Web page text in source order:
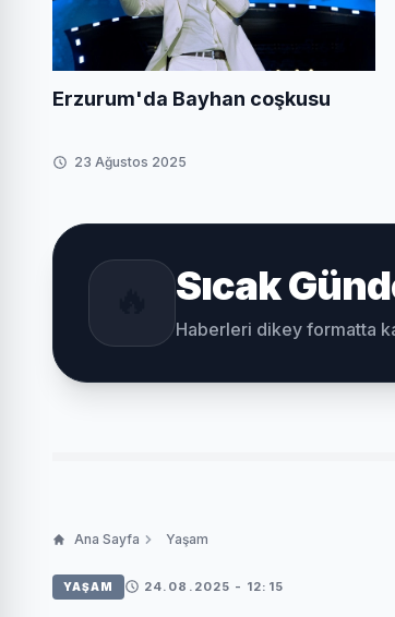
Erzurum'da Bayhan coşkusu
23 Ağustos 2025
Sıcak
Haberleri dikey formatta
Ana Sayfa Yaşam
YAŞAM 24.08.2025 - 12:15